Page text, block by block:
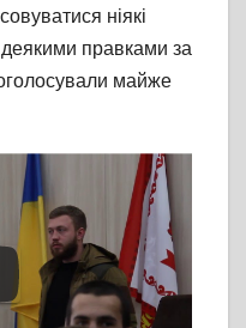
ніякі
правками за
майже